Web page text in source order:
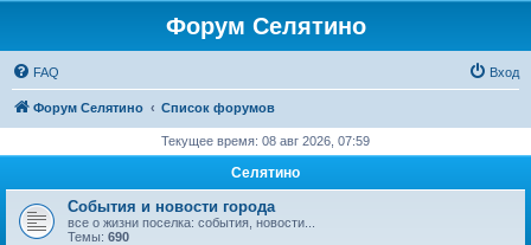
Форум Селятино
FAQ Вход
Форум Селятино Список форумов
Текущее время: 08 авг 2026, 07:59
Селятино
События и новости города
все о жизни поселка: события, новости...
Темы: 690